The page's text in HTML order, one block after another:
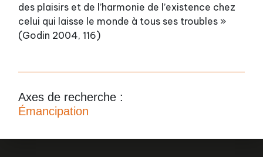
des plaisirs et de l’harmonie de l’existence chez
celui qui laisse le monde à tous ses troubles »
(Godin 2004, 116)
Axes de recherche :
Émancipation